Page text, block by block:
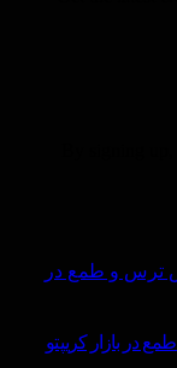
در بازار کریپتو